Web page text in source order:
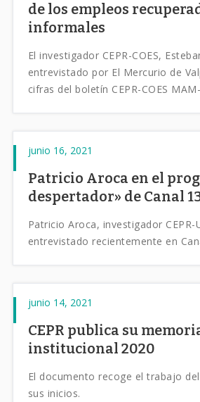
de los empleos
informales
El investigador CEPR-COES,
entrevistado por El Mercurio de
cifras del boletín CEPR-COES
junio 16, 2021
Patricio Aroca en el
despertador» de Canal
Patricio Aroca, investigador CEPR-
entrevistado recientemente en
junio 14, 2021
CEPR publica su
institucional 2020
El documento recoge el trabajo
sus inicios.